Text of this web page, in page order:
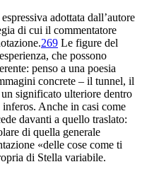
adottata dall’autore
di cui il commentatore
269 Le figure del
che possono
penso a una poesia
concrete – il tunnel, il
significato ulteriore dentro
inferos. Anche in casi come
davanti a quello traslato:
di quella generale
«delle cose come ti
di Stella variabile.